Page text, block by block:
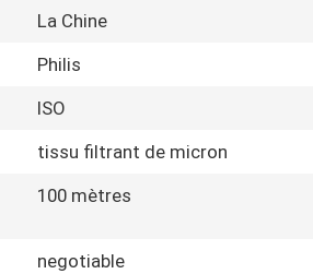
La Chine
Philis
ISO
tissu filtrant de micron
100 mètres
negotiable